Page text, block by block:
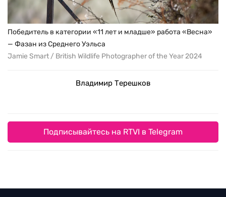
Победитель в категории «11 лет и младше» работа «Весна»
— Фазан из Среднего Уэльса
Jamie Smart / British Wildlife Photographer of the Year 2024
Владимир Терешков
Подписывайтесь на RTVI в Telegram